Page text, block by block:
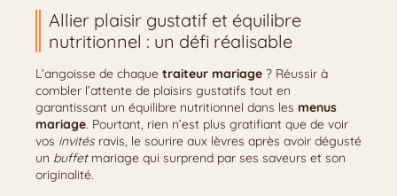
Allier plaisir gustatif et équilibre
nutritionnel : un défi réalisable
L’angoisse de chaque traiteur mariage ? Réussir à
combler l’attente de plaisirs gustatifs tout en
garantissant un équilibre nutritionnel dans les menus
mariage. Pourtant, rien n’est plus gratifiant que de voir
vos invitésravis, le sourire aux lèvres après avoir dégusté
un buffetmariage qui surprend par ses saveurs et son
originalité.